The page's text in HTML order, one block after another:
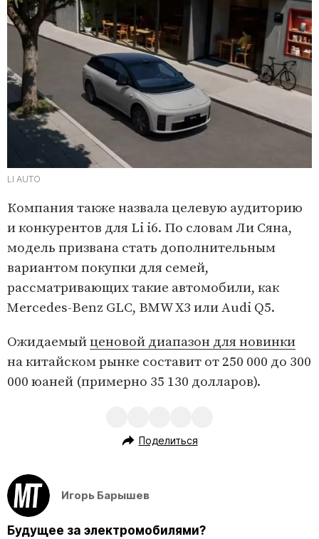
LI AUTO
Компания также назвала целевую аудиторию
и конкурентов для Li i6. По словам Ли Сяна,
модель призвана стать дополнительным
вариантом покупки для семей,
рассматривающих такие автомобили, как
Mercedes-Benz GLC, BMW X3 или Audi Q5.
Ожидаемыйценовой диапазон для новинки
на китайском рынке составит от 250 000 до 300
000 юаней (примерно 35 130 долларов).
Поделиться
Игорь Барышев
Будущее за электромобилями?